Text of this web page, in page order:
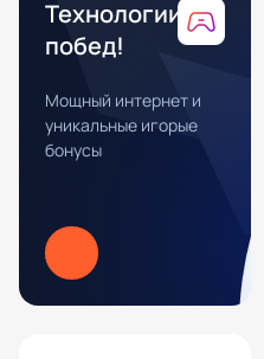
Технологии
побед!
Мощный интернет и
уникальные игорые
бонусы